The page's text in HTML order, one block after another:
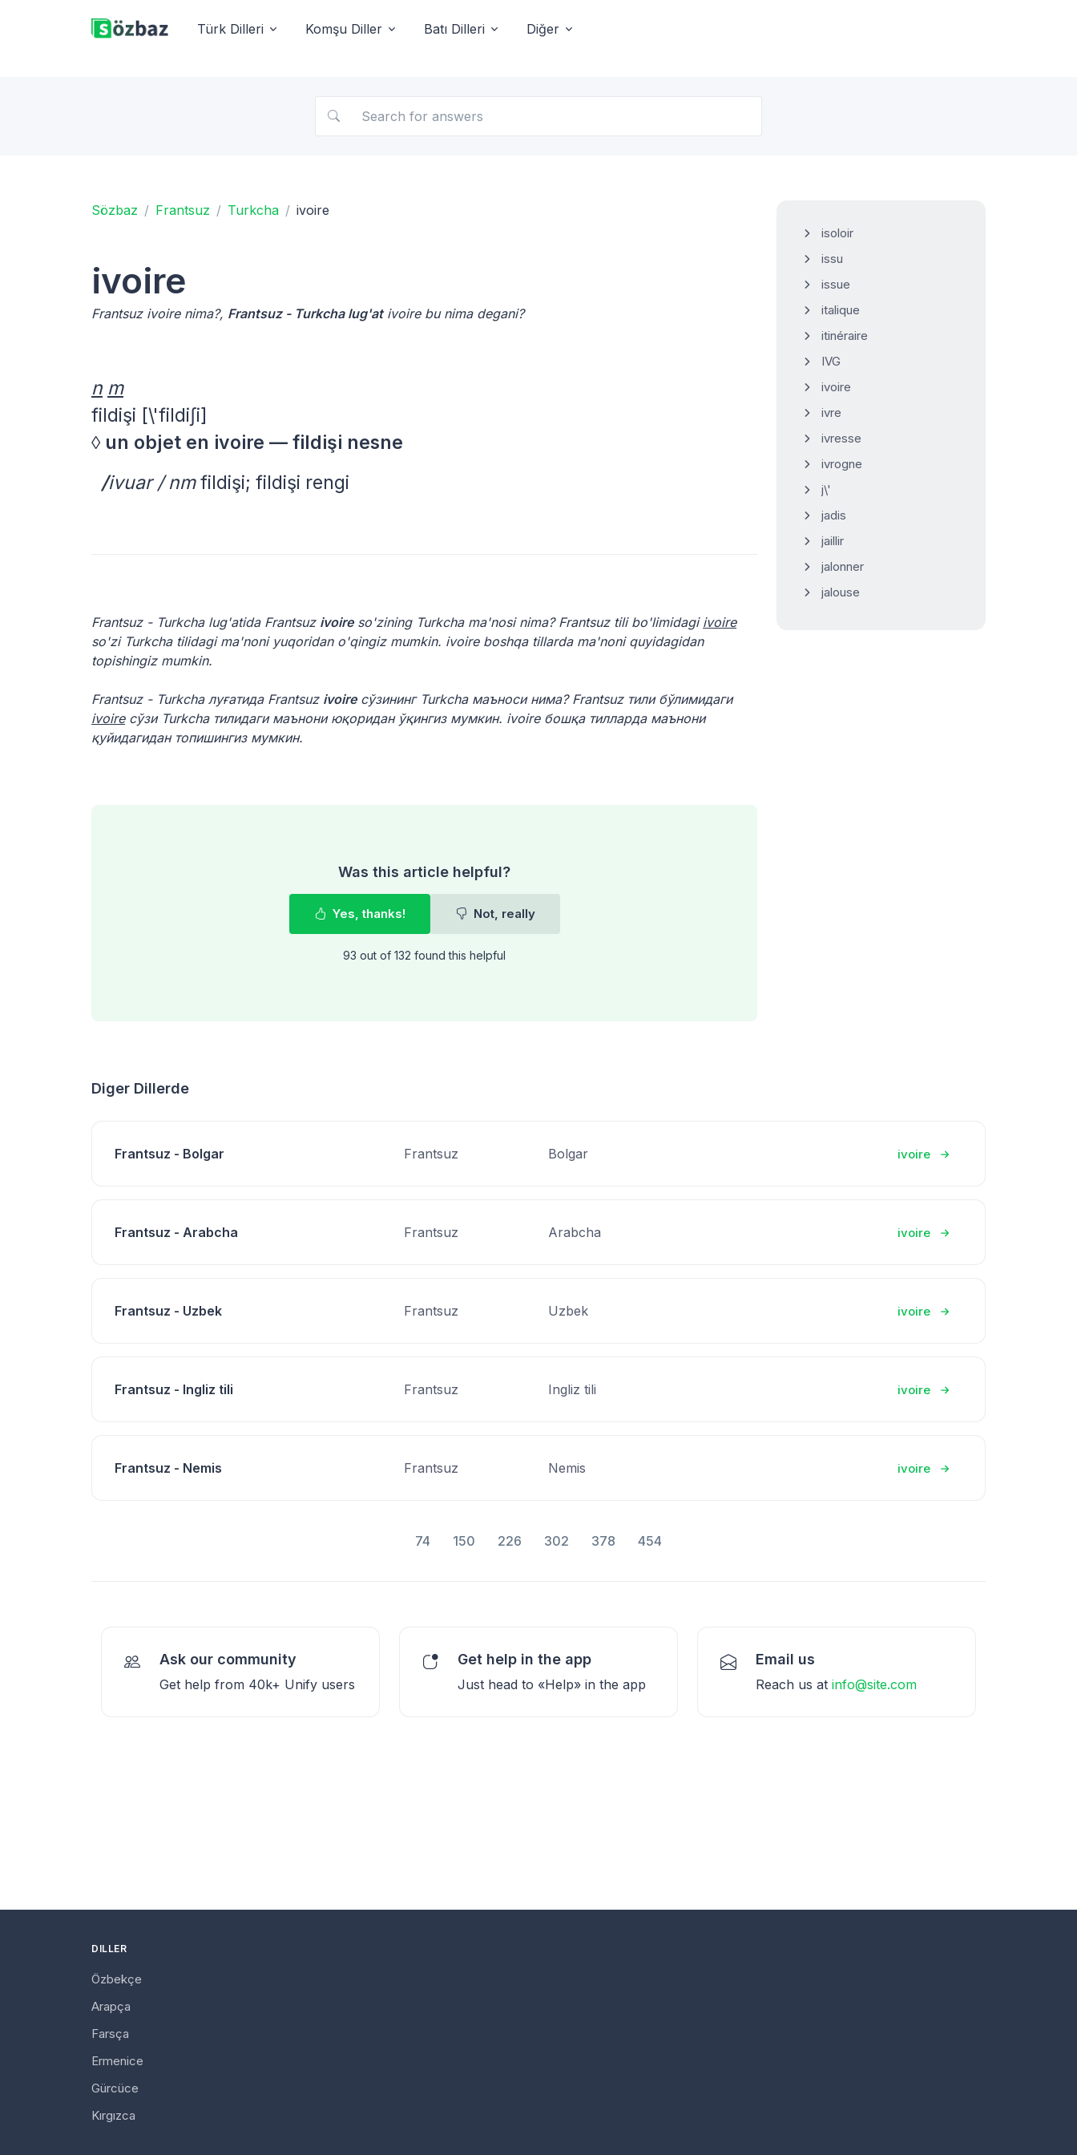
Türk Dilleri Komşu Diller Batı Dilleri Diğer
Sözbaz Frantsuz Turkcha ivoire
ivoire
Frantsuz ivoire nima?, Frantsuz - Turkcha lug'ativoire bu nima degani?
n m
fildişi [\'fildiʃi]
◊ un objet en ivoire — fildişi nesne
/ivuar / nmfildişi; fildişi rengi
Frantsuz - Turkcha lug'atida Frantsuz ivoireso'zining Turkcha ma'nosi nima? Frantsuz tili bo'limidagi ivoire
so'zi Turkcha tilidagi ma'noni yuqoridan o'qingiz mumkin. ivoire boshqa tillarda ma'noni quyidagidan
topishingiz mumkin.
Frantsuz - Turkcha луғатида Frantsuz ivoireсўзининг Turkcha маъноси нима? Frantsuz тили бўлимидаги
ivoireсўзи Turkcha тилидаги маънони юқоридан ўқингиз мумкин. ivoire бошқа тилларда маънони
қуйидагидан топишингиз мумкин.
Was this article helpful?
Yes, thanks! Not, really
93 out of 132 found this helpful
isoloir
issu
issue
italique
itinéraire
IVG
ivoire
ivre
ivresse
ivrogne
j\'
jadis
jaillir
jalonner
jalouse
Diger Dillerde
Frantsuz - Bolgar Frantsuz Bolgar ivoire
Frantsuz - Arabcha Frantsuz Arabcha ivoire
Frantsuz - Uzbek Frantsuz Uzbek ivoire
Frantsuz - Ingliz tili Frantsuz Ingliz tili ivoire
Frantsuz - Nemis Frantsuz Nemis ivoire
74 150 226 302 378 454
Ask our community
Get help from 40k+ Unify users
Get help in the app
Just head to «Help» in the app
Email us
Reach us at info@site.com
DILLER
Özbekçe
Arapça
Farsça
Ermenice
Gürcüce
Kırgızca